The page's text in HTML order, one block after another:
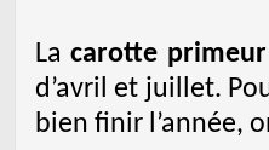
Lacarotte primeur
d’avril et juillet.
bien finir l’année,